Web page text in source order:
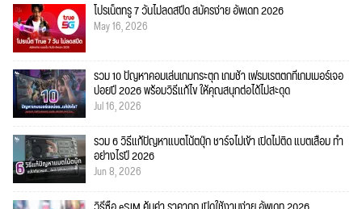
โปรเน็ตทรู 7 วันไม่ลดสปีด สมัครง่าย อัพเดท 2026
May 16, 2026
รวม 10 ปัญหาคอมเล่นเกมกระตุก เกมช้า เฟรมเรตตกที่เกมเมอร์เจอ
บ่อยปี 2026 พร้อมวิธีแก้ไข ให้คุณสนุกต่อได้ไม่สะดุด
Jul 16, 2026
รวม 6 วิธีแก้ปัญหาแบตโน้ตบุ๊ก ชาร์จไม่เข้า เปิดไม่ติด แบตเสื่อม ทำ
อย่างไรปี 2026
Jun 8, 2026